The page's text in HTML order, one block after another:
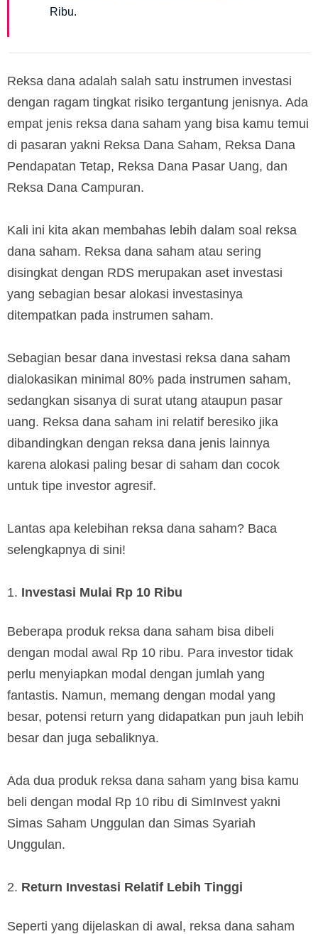
Ribu.
Reksa dana adalah salah satu instrumen investasi
dengan ragam tingkat risiko tergantung jenisnya. Ada
empat jenis reksa dana saham yang bisa kamu temui
di pasaran yakni Reksa Dana Saham, Reksa Dana
Pendapatan Tetap, Reksa Dana Pasar Uang, dan
Reksa Dana Campuran.
Kali ini kita akan membahas lebih dalam soal reksa
dana saham. Reksa dana saham atau sering
disingkat dengan RDS merupakan aset investasi
yang sebagian besar alokasi investasinya
ditempatkan pada instrumen saham.
Sebagian besar dana investasi reksa dana saham
dialokasikan minimal 80% pada instrumen saham,
sedangkan sisanya di surat utang ataupun pasar
uang. Reksa dana saham ini relatif beresiko jika
dibandingkan dengan reksa dana jenis lainnya
karena alokasi paling besar di saham dan cocok
untuk tipe investor agresif.
Lantas apa kelebihan reksa dana saham? Baca
selengkapnya di sini!
Investasi Mulai Rp 10 Ribu
Beberapa produk reksa dana saham bisa dibeli
dengan modal awal Rp 10 ribu. Para investor tidak
perlu menyiapkan modal dengan jumlah yang
fantastis. Namun, memang dengan modal yang
besar, potensi return yang didapatkan pun jauh lebih
besar dan juga sebaliknya.
Ada dua produk reksa dana saham yang bisa kamu
beli dengan modal Rp 10 ribu di SimInvest yakni
Simas Saham Unggulan dan Simas Syariah
Unggulan.
Return Investasi Relatif Lebih Tinggi
Seperti yang dijelaskan di awal, reksa dana saham